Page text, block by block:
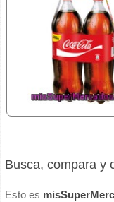
Busca, compara y
Esto es